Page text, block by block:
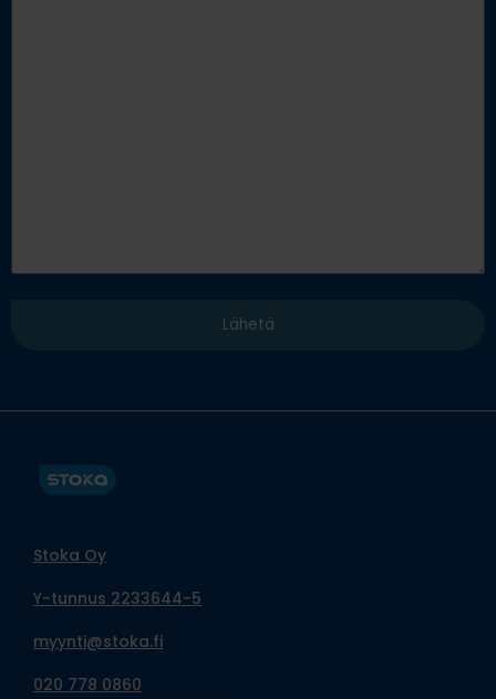
Stoka Oy
Y-tunnus 2233644-5
myynti@stoka.fi
020 778 0860